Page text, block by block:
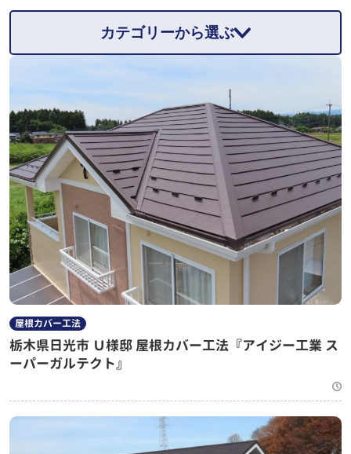
カテゴリーから選ぶ
屋根カバー工法
栃木県日光市 Ｕ様邸 屋根カバー工法『アイジー工業 ス
ーパーガルテクト』